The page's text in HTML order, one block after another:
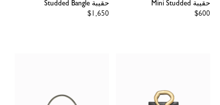
حقيبة Mini Studded
Regular
$600
حقيبة Studded Bangle
Regular
$1,650